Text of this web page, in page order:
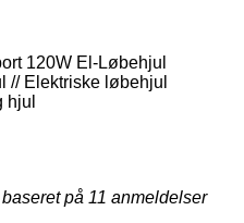
120W El-Løbehjul
// Elektriske løbehjul
hjul
på 11 anmeldelser